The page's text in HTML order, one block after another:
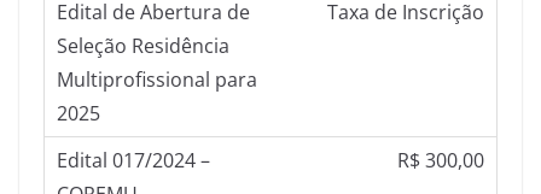
Taxa de Inscrição
R$ 300,00